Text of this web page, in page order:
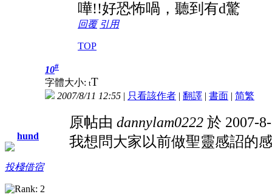
嘩!!好恐怖喎，聽到有d驚
回覆 引用
TOP
hund
投棧借宿
10#
字體大小: tT
2007/8/11 12:55 | 只看該作者 | 翻譯 | 書面 | 简繁
原帖由 dannylam0222 於 2007-
我想問大家以前做聖靈感詔的